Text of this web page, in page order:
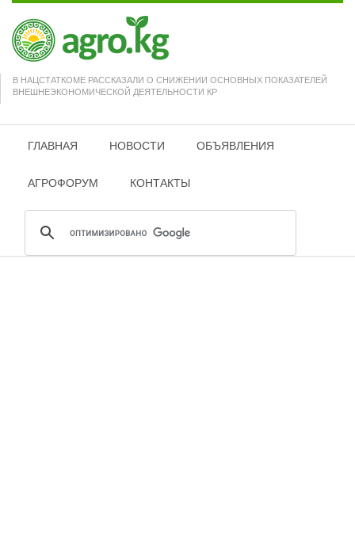
В НАЦСТАТКОМЕ РАССКАЗАЛИ О СНИЖЕНИИ ОСНОВНЫХ ПОКАЗАТЕЛЕЙ
ВНЕШНЕЭКОНОМИЧЕСКОЙ ДЕЯТЕЛЬНОСТИ КР
ГЛАВНАЯ НОВОСТИ ОБЪЯВЛЕНИЯ
АГРОФОРУМ КОНТАКТЫ